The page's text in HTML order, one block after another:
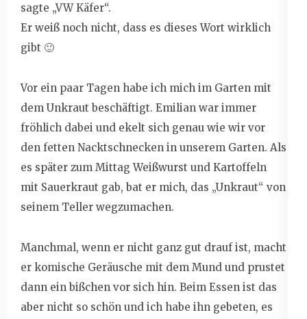
sagte „VW Käfer“.
Er weiß noch nicht, dass es dieses Wort wirklich
gibt 🙂
Vor ein paar Tagen habe ich mich im Garten mit
dem Unkraut beschäftigt. Emilian war immer
fröhlich dabei und ekelt sich genau wie wir vor
den fetten Nacktschnecken in unserem Garten. Als
es später zum Mittag Weißwurst und Kartoffeln
mit Sauerkraut gab, bat er mich, das „Unkraut“ von
seinem Teller wegzumachen.
Manchmal, wenn er nicht ganz gut drauf ist, macht
er komische Geräusche mit dem Mund und prustet
dann ein bißchen vor sich hin. Beim Essen ist das
aber nicht so schön und ich habe ihn gebeten, es